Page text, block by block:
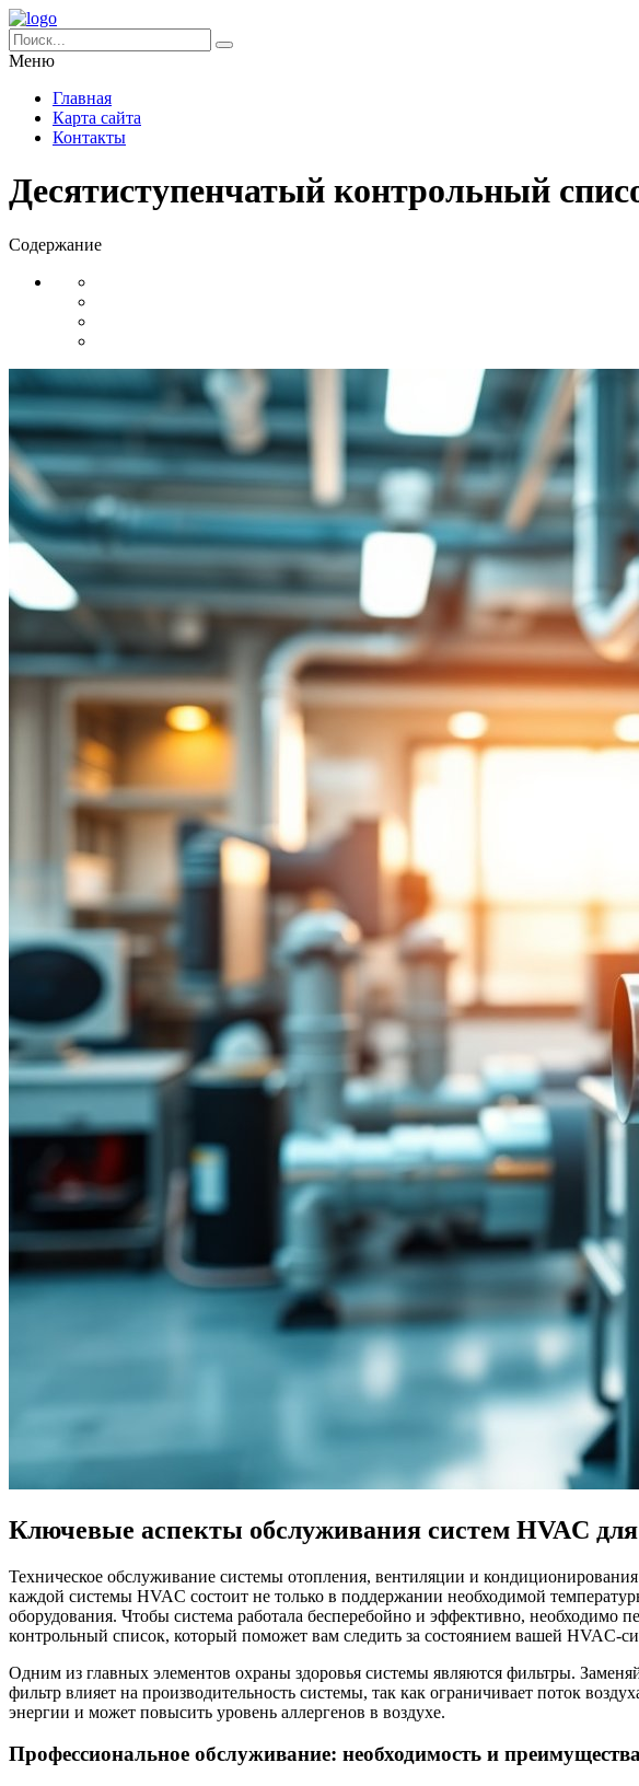
Меню
Главная
Карта сайта
Контакты
Десятиступенчатый контрольный
Содержание
Ключевые аспекты обслуживания систем HVAC
Техническое обслуживание системы отопления, вентиляции и
каждой системы HVAC состоит не только в поддержании необходимой
оборудования. Чтобы система работала бесперебойно и эффективно, необходимо
контрольный список, который поможет вам следить за состоянием вашей HVAC-
Одним из главных элементов охраны здоровья системы являются фильтры.
фильтр влияет на производительность системы, так как ограничивает поток
энергии и может повысить уровень аллергенов в воздухе.
Профессиональное обслуживание: необходимость и